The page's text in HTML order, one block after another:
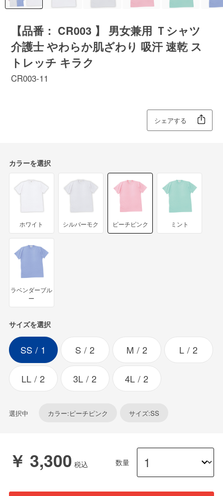
【品番： CR003 】 男女兼用 Ｔシャツ
介護士 やわらか肌ざわり 吸汗 速乾 ス
トレッチ キラク
CR003-11
シェアする
カラーを選択
ホワイト シルバーモク ピーチピンク ミント
ラベンダーブル
ー
サイズを選択
SS 1 S 2 M 2 L 2
LL 2 3L 2 4L 2
選択中 カラー:ピーチピンク サイズ:SS
￥ 3,300 数量